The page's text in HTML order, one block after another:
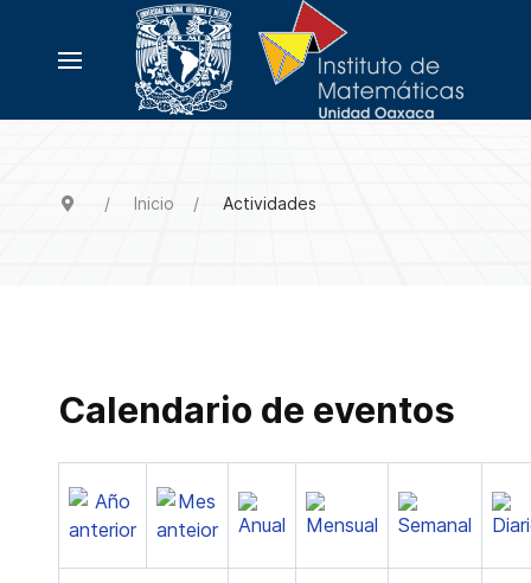
Inicio Actividades
Calendario de eventos